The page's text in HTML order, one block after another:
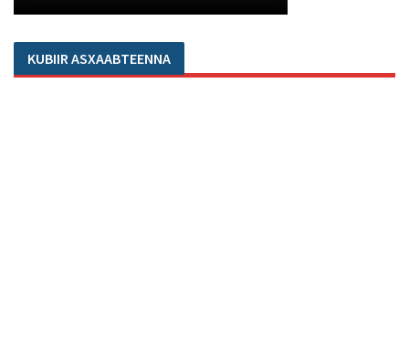
KUBIIR ASXAABTEENNA